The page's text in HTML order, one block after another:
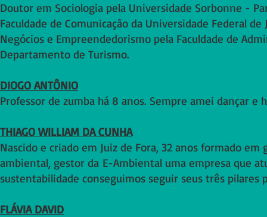
Doutor em Sociologia pela Universidade Sorbonne -
Faculdade de Comunicação da Universidade Federal
Negócios e Empreendedorismo pela Faculdade de
Departamento de Turismo.
DIOGO ANTÔNIO
Professor de zumba há 8 anos. Sempre amei dançar e
THIAGO WILLIAM DA CUNHA
Nascido e criado em Juiz de Fora, 32 anos formado
ambiental, gestor da E-Ambiental uma empresa que
sustentabilidade conseguimos seguir seus três pilares
FLÁVIA DAVID